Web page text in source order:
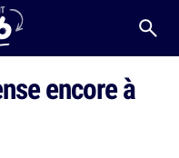
encore à